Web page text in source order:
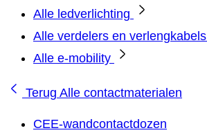
Alle ledverlichting
Alle verdelers en verlengkabels
Alle e-mobility
Terug Alle contactmaterialen
CEE-wandcontactdozen